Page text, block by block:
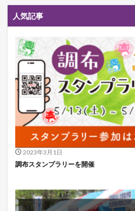
人気記事
2023年3月1日
調布スタンプラリーを開催